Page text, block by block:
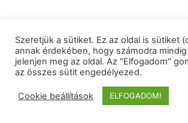
Szeretjük a sütiket. Ez az oldal is sütiket
annak érdekében, hogy számodra
jelenjen meg az oldal. Az "Elfogadom"
az összes sütit engedélyezed.
Cookie beállítások ELFOGADOM!